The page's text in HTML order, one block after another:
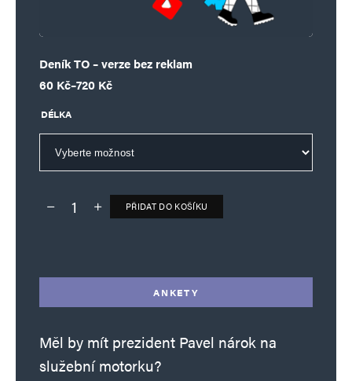
Deník TO – verze bez reklam
60 Kč–720 Kč
Rozpětí cen: 60 Kč až 720 Kč
DÉLKA
Deník TO – verze bez reklam množství
PŘIDAT DO KOŠÍKU
ANKETY
Měl by mít prezident Pavel nárok na
služební motorku?